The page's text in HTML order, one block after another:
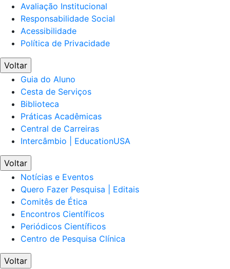
Avaliação Institucional
Responsabilidade Social
Acessibilidade
Política de Privacidade
Voltar
Guia do Aluno
Cesta de Serviços
Biblioteca
Práticas Acadêmicas
Central de Carreiras
Intercâmbio | EducationUSA
Voltar
Notícias e Eventos
Quero Fazer Pesquisa | Editais
Comitês de Ética
Encontros Científicos
Periódicos Científicos
Centro de Pesquisa Clínica
Voltar